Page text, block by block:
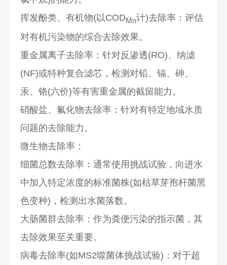
挥发酚类、有机物(以CODMn计)去除率：评估
对有机污染物的综合去除效果。
重金属离子去除率：针对反渗透(RO)、纳滤
(NF)或特种复合滤芯，检测对铅、镉、砷、
汞、铬(六价)等有害重金属的截留能力。
硝酸盐、氟化物去除率：针对有特定地域水质
问题的去除能力。
微生物去除率：
细菌总数去除率：通常使用挑战试验，向进水
中加入特定浓度的标准菌株(如枯草芽孢杆菌黑
色变种)，检测出水菌落数。
大肠菌群去除率：作为粪便污染的指示菌，其
去除效果至关重要。
病毒去除率(如MS2噬菌体挑战试验)：对于超